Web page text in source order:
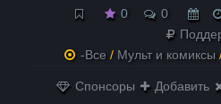
0 0
-Все / Мульт и комиксы
Спонсоры Добавить